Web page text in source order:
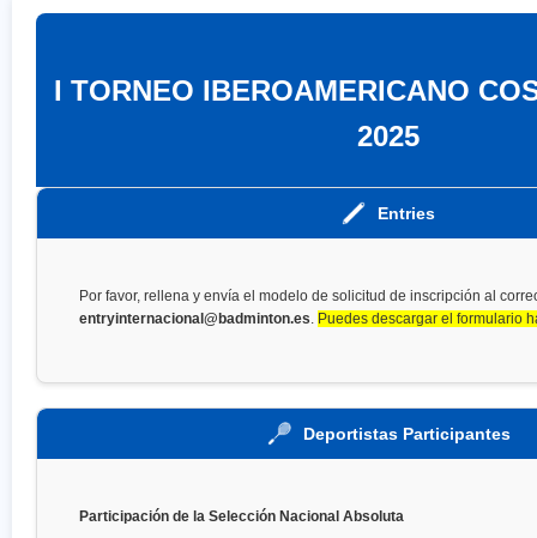
I TORNEO IBEROAMERICANO
2025
Entries
Por favor, rellena y envía el modelo de solicitud de inscripción al
entryinternacional@badminton.es. Puedes descargar el formulario
Deportistas Participantes
Participación de la Selección Nacional Absoluta